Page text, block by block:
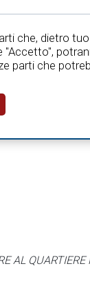
AL QUARTIERE
che, dietro
parti che